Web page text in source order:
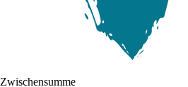
Zwischensumme